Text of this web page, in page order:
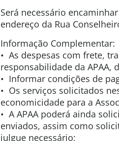
Será necessário
endereço da Rua
Informação Complementar:
• As despesas com frete,
responsabilidade da APAA,
• Informar condições de
• Os serviços solicitados
economicidade para a
• A APAA poderá ainda
enviados, assim como
julgue necessário;